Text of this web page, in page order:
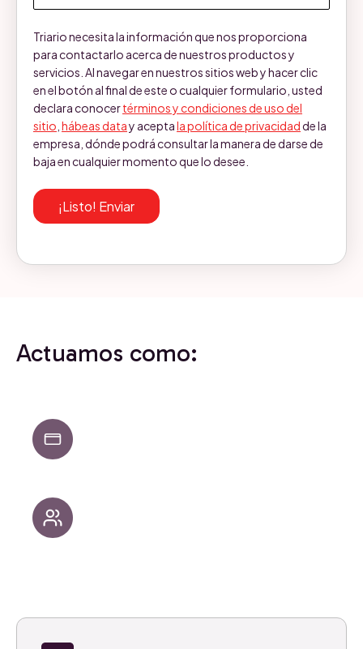
Triario necesita la información que nos proporciona
para contactarlo acerca de nuestros productos y
servicios. Al navegar en nuestros sitios web y hacer clic
en el botón al final de este o cualquier formulario, usted
declara conocertérminos y condiciones de uso del
sitio hábeas datay aceptala política de privacidadde la
empresa, dónde podrá consultar la manera de darse de
baja en cualquier momento que lo desee.
Actuamos como: